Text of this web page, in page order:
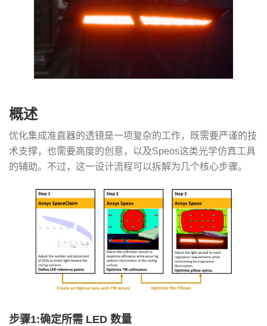
概述
优化集成准直器的透镜是一项复杂的工作，既需要严谨的技
术支撑，也需要高度的创意，以及Speos这类光学仿真工具
的辅助。不过，这一设计流程可以拆解为几个核心步骤。
步骤1:确定所需 LED 数量